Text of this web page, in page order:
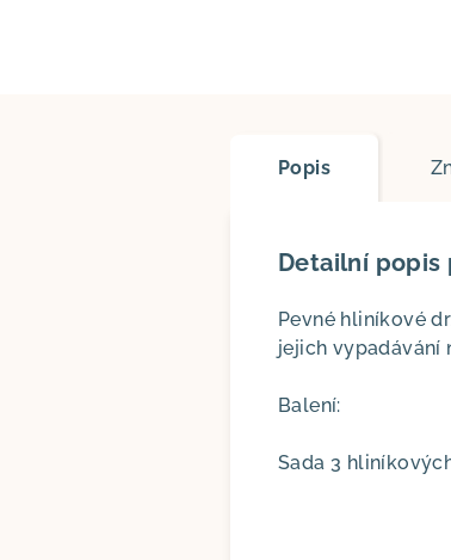
Popis
Detailní popis
Pevné hliníkové
jejich vypadávání
Balení:
Sada 3